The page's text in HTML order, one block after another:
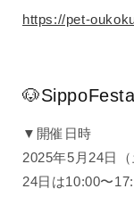
https://pet-
▼開催日時
2025年5月24日
24日は10:00〜